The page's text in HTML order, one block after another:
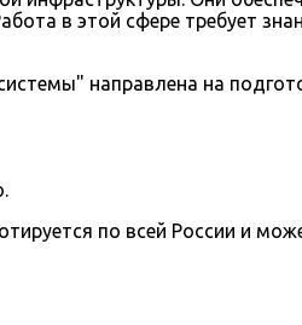
в этой сфере требует
направлена на
по всей России и